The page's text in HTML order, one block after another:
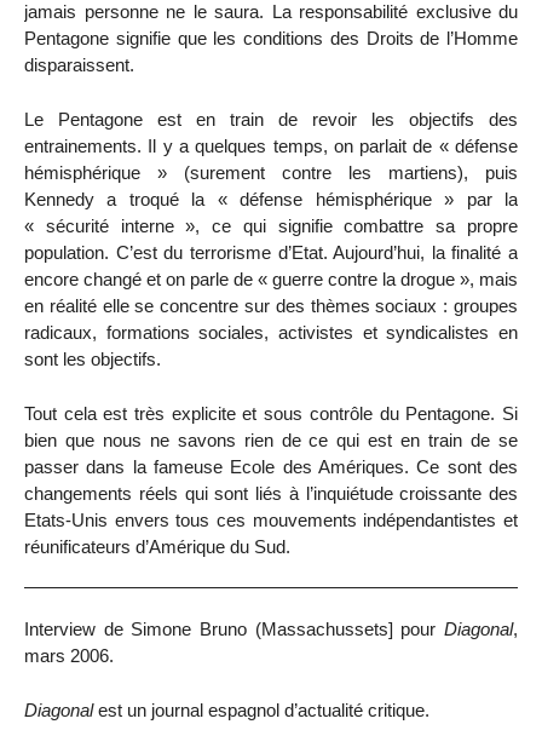
jamais personne ne le saura. La responsabilité exclusive du
Pentagone signifie que les conditions des Droits de l’Homme
disparaissent.
Le Pentagone est en train de revoir les objectifs des
entrainements. Il y a quelques temps, on parlait de « défense
hémisphérique » (surement contre les martiens), puis
Kennedy a troqué la « défense hémisphérique » par la
« sécurité interne », ce qui signifie combattre sa propre
population. C’est du terrorisme d’Etat. Aujourd’hui, la finalité a
encore changé et on parle de « guerre contre la drogue », mais
en réalité elle se concentre sur des thèmes sociaux : groupes
radicaux, formations sociales, activistes et syndicalistes en
sont les objectifs.
Tout cela est très explicite et sous contrôle du Pentagone. Si
bien que nous ne savons rien de ce qui est en train de se
passer dans la fameuse Ecole des Amériques. Ce sont des
changements réels qui sont liés à l’inquiétude croissante des
Etats-Unis envers tous ces mouvements indépendantistes et
réunificateurs d’Amérique du Sud.
Interview de Simone Bruno (Massachussets] pour Diagonal,
mars 2006.
Diagonalest un journal espagnol d’actualité critique.